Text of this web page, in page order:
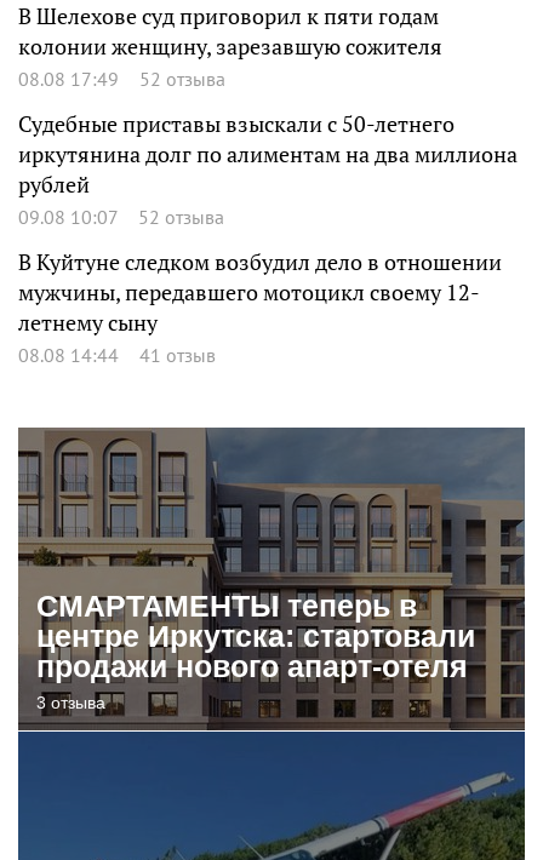
В Шелехове суд приговорил к пяти годам
колонии женщину, зарезавшую сожителя
08.08 17:49 52 отзыва
Судебные приставы взыскали с 50-летнего
иркутянина долг по алиментам на два миллиона
рублей
09.08 10:07 52 отзыва
В Куйтуне следком возбудил дело в отношении
мужчины, передавшего мотоцикл своему 12-
летнему сыну
08.08 14:44 41 отзыв
СМАРТАМЕНТЫ теперь в
центре Иркутска: стартовали
продажи нового апарт-отеля
3 отзыва